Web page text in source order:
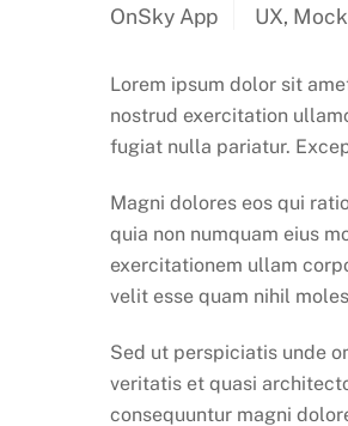
OnSky App UX,
Lorem ipsum dolor sit
nostrud exercitation
fugiat nulla pariatur.
Magni dolores eos qui
quia non numquam eius
exercitationem ullam
velit esse quam nihil
Sed ut perspiciatis unde
veritatis et quasi
consequuntur magni